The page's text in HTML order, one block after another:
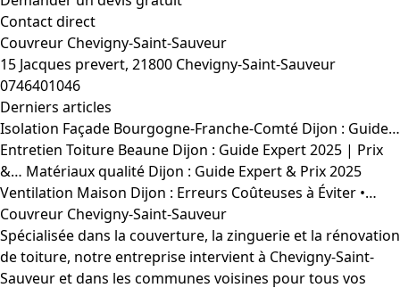
Contact direct
Couvreur Chevigny-Saint-Sauveur
15 Jacques prevert, 21800 Chevigny-Saint-Sauveur
0746401046
Derniers articles
Isolation Façade Bourgogne-Franche-Comté Dijon : Guide…
Entretien Toiture Beaune Dijon : Guide Expert 2025 | Prix
&… Matériaux qualité Dijon : Guide Expert & Prix 2025
Ventilation Maison Dijon : Erreurs Coûteuses à Éviter •…
Couvreur Chevigny-Saint-Sauveur
Spécialisée dans la couverture, la zinguerie et la rénovation
de toiture, notre entreprise intervient à Chevigny-Saint-
Sauveur et dans les communes voisines pour tous vos